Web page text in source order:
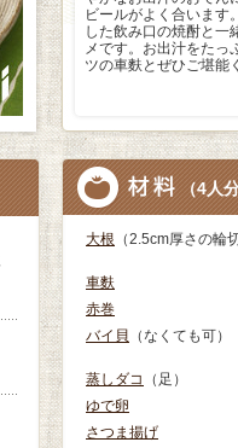
ビールがよく合います
した飲み口の焼酎と一
メです。お出汁をたっ
ツの車麩とぜひご堪能
（4人
大根 （2.5cm厚さの輪
車麩
赤巻
バイ貝 （なくても可）
蒸しダコ
（足）
ゆで卵
さつま揚げ